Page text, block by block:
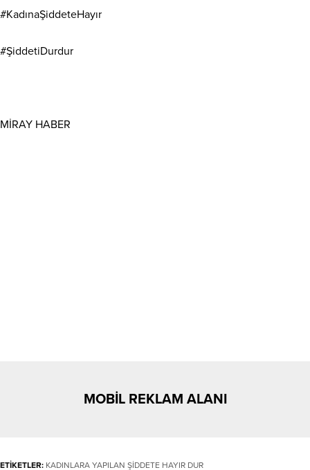
#KadınaŞiddeteHayır
#ŞiddetiDurdur
MİRAY HABER
MOBİL REKLAM ALANI
ETİKETLER: KADINLARA YAPILAN ŞİDDETE HAYIR DUR